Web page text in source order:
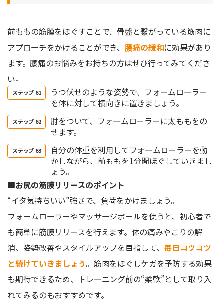
前ももの筋膜をほぐすことで、骨盤と繋がっている筋肉に
アプローチをかけることができ、 腰痛の緩和に効果があり
ます。腰痛のお悩みをお持ちの方はぜひ行ってみてくださ
い。
うつ伏せのような姿勢で、フォームローラー
を体に対して横向きに置きましょう。
肘をついて、フォームローラーに太ももをの
せます。
自分の体重を利用してフォームローラーを動
かしながら、前ももを1分間ほぐしていきまし
ょう。
■お尻の筋膜リリースのポイント
“イタ気持ちいい”強さで、負荷をかけましょう。
フォームローラーやマッサージボールを使うと、初心者で
も簡単に筋膜リリースを行えます。体の痛みやこりの解
消、姿勢改善やスタイルアップを目指して、 毎日コツコツ
と続けていきましょう。筋肉をほぐしケガを予防する効果
も期待できるため、トレーニング前の“柔軟”として取り入
れてみるのもおすすめです。